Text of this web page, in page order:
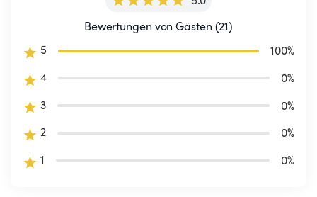
Bewertungen von Gästen (21)
5
100%
4
0%
3
0%
2
0%
1
0%